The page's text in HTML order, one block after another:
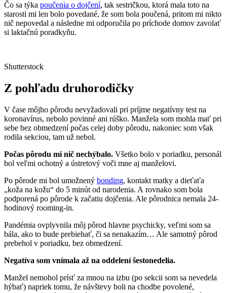
Čo sa týka poučenia o dojčení, tak sestričkou, ktorá mala toto na
starosti mi len bolo povedané, že som bola poučená, pritom mi nikto
nič nepovedal a následne mi odporučila po príchode domov zavolať
si laktačnú poradkyňu.
Shutterstock
Z pohľadu druhorodičky
V čase môjho pôrodu nevyžadovali pri príjme negatívny test na
koronavírus, nebolo povinné ani rúško. Manžela som mohla mať pri
sebe bez obmedzení počas celej doby pôrodu, nakoniec som však
rodila sekciou, tam už nebol.
Počas pôrodu mi nič nechýbalo. Všetko bolo v poriadku, personál
bol veľmi ochotný a ústretový voči mne aj manželovi.
Po pôrode mi bol umožnený bonding, kontakt matky a dieťaťa
„koža na kožu“ do 5 minút od narodenia. A rovnako som bola
podporená po pôrode k začatiu dojčenia. Ale pôrodnica nemala 24-
hodinový rooming-in.
Pandémia ovplyvnila môj pôrod hlavne psychicky, veľmi som sa
bála, ako to bude prebiehať, či sa nenakazím… Ale samotný pôrod
prebehol v poriadku, bez obmedzení.
Negatíva som vnímala až na oddelení šestonedelia.
Manžel nemohol prísť za mnou na izbu (po sekcii som sa nevedela
hýbať) napriek tomu, že návštevy boli na chodbe povolené,